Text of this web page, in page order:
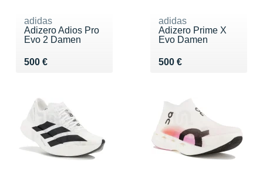
adidas
Adizero Adios Pro
Evo 2 Damen
500 €
Vendu 500 €
adidas
Adizero Prime X
Evo Damen
500 €
Vendu 500 €